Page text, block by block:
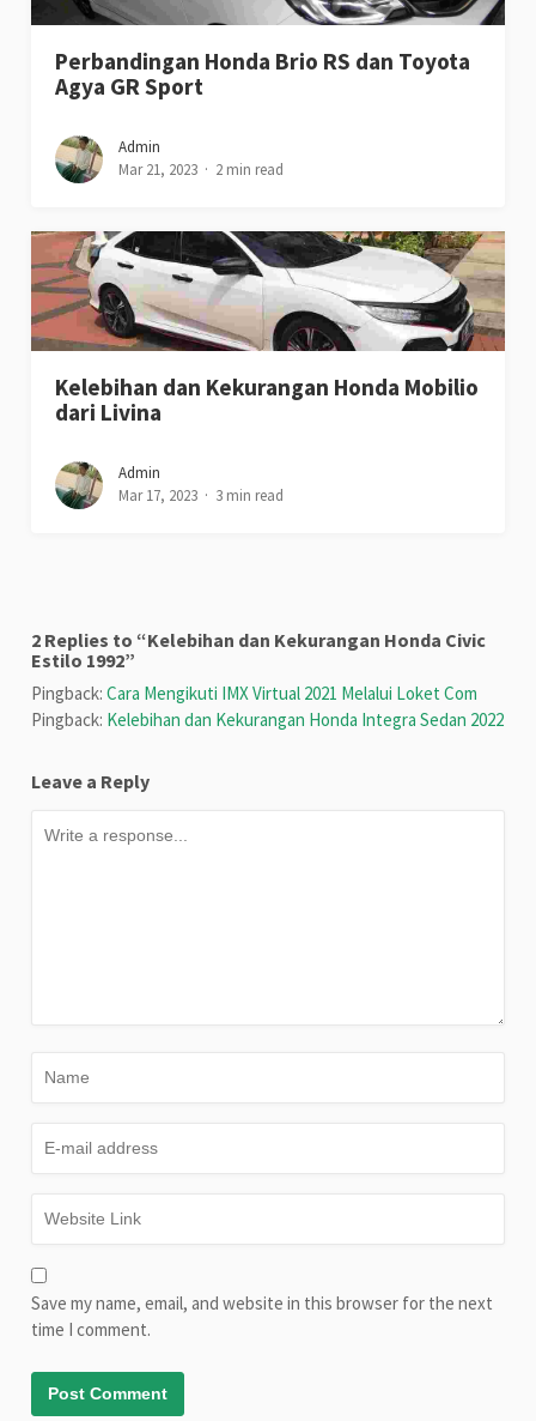
Perbandingan Honda Brio RS dan Toyota
Agya GR Sport
Admin
Mar 21, 2023
2 min read
Kelebihan dan Kekurangan Honda Mobilio
dari Livina
Admin
Mar 17, 2023
3 min read
2 Replies to “Kelebihan dan Kekurangan Honda Civic
Estilo 1992”
Pingback:Cara Mengikuti IMX Virtual 2021 Melalui Loket Com
Pingback: Kelebihan dan Kekurangan Honda Integra Sedan 2022
Leave a Reply
Save my name, email, and website in this browser for the next
time I comment.